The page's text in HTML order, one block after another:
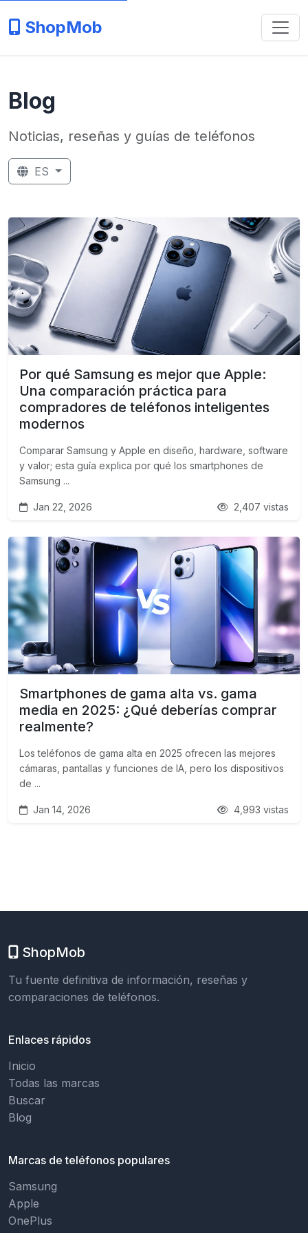
ShopMob
Blog
Noticias, reseñas y guías de teléfonos
ES
Por qué Samsung es mejor que Apple:
Una comparación práctica para
compradores de teléfonos inteligentes
modernos
Comparar Samsung y Apple en diseño, hardware, software
y valor; esta guía explica por qué los smartphones de
Samsung ...
Jan 22, 2026 2,407 vistas
Smartphones de gama alta vs. gama
media en 2025: ¿Qué deberías comprar
realmente?
Los teléfonos de gama alta en 2025 ofrecen las mejores
cámaras, pantallas y funciones de IA, pero los dispositivos
de ...
Jan 14, 2026 4,993 vistas
ShopMob
Tu fuente definitiva de información, reseñas y
comparaciones de teléfonos.
Enlaces rápidos
Inicio
Todas las marcas
Buscar
Blog
Marcas de teléfonos populares
Samsung
Apple
OnePlus